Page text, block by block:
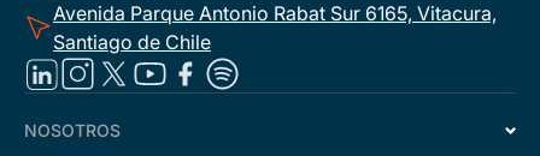
Avenida Parque Antonio Rabat Sur 6165, Vitacura,
Santiago de Chile
NOSOTROS